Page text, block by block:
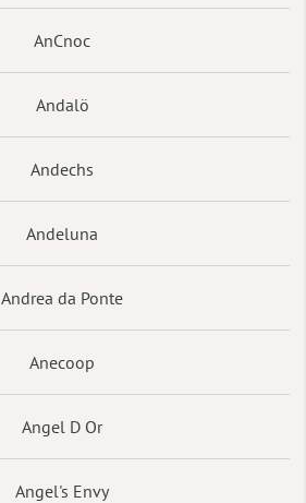
AnCnoc
Andalö
Andechs
Andeluna
Andrea da Ponte
Anecoop
Angel D Or
Angel's Envy